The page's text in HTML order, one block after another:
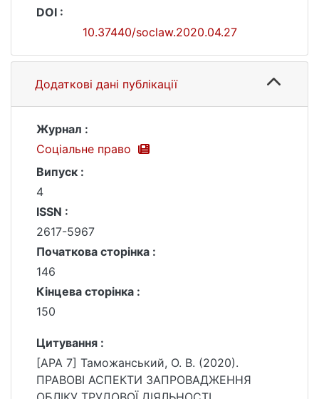
DOI :
10.37440/soclaw.2020.04.27
Додаткові дані публікації
Журнал :
Соціальне право
Випуск :
4
ISSN :
2617-5967
Початкова сторінка :
146
Кінцева сторінка :
150
Цитування :
[APA 7] Таможанський, О. В. (2020).
ПРАВОВІ АСПЕКТИ ЗАПРОВАДЖЕННЯ